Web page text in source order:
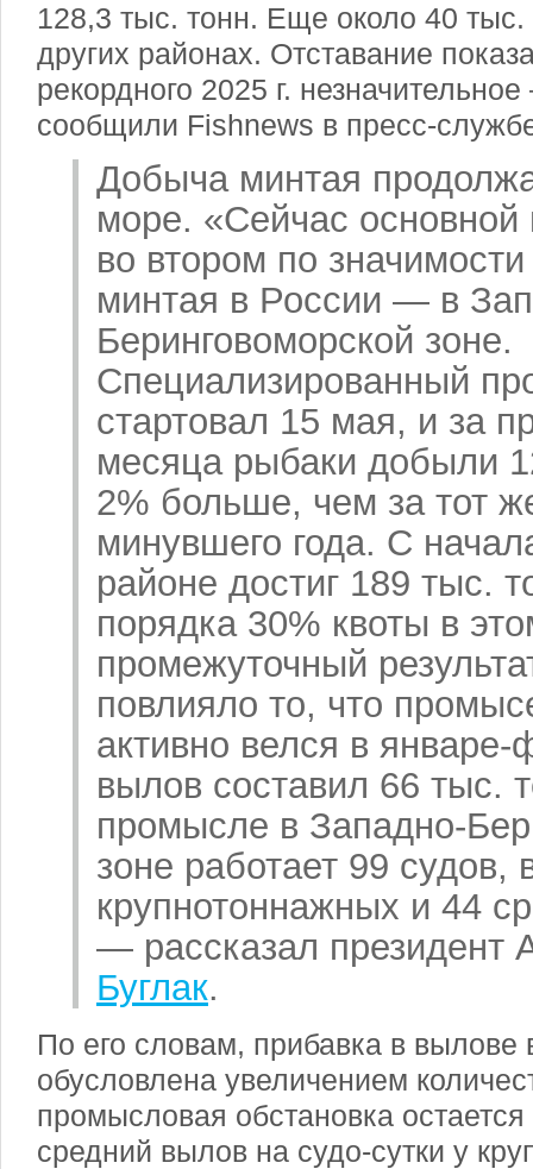
128,3 тыс. тонн. Еще около 40 тыс.
других районах. Отставание
рекордного 2025 г.
сообщили Fishnews в пресс-
Добыча минтая
море. «Сейчас
во втором по
минтая в России — в
Беринговоморской зоне.
Специализированный
стартовал 15 мая, и за
месяца рыбаки добыли
2% больше, чем за тот
минувшего года. С
районе достиг 189 тыс.
порядка 30% квоты в
промежуточный
повлияло то, что
активно велся в январе-
вылов составил 66 тыс.
промысле в Западно-
зоне работает 99 судов,
крупнотоннажных и 44
— рассказал
Буглак.
По его словам, прибавка в
обусловлена увеличением
промысловая обстановка
средний вылов на судо-сутки у